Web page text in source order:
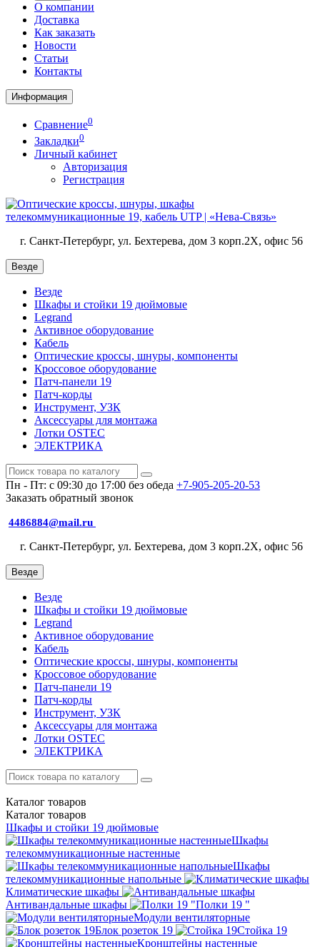
О компании
Доставка
Как заказать
Новости
Статьи
Контакты
Информация
Сравнение0
Закладки0
Личный кабинет
Авторизация
Регистрация
г. Санкт-Петербург, ул. Бехтерева, дом 3 корп.2X, офис 56
Везде
Везде
Шкафы и стойки 19 дюймовые
Legrand
Активное оборудование
Кабель
Оптические кроссы, шнуры, компоненты
Кроссовое оборудование
Патч-панели 19
Патч-корды
Инструмент, УЗК
Аксессуары для монтажа
Лотки OSTEC
ЭЛЕКТРИКА
Пн - Пт: с 09:30 до 17:00 без обеда +7-905-205-20-53
Заказать обратный звонок
4486884@mail.ru
г. Санкт-Петербург, ул. Бехтерева, дом 3 корп.2X, офис 56
Везде
Везде
Шкафы и стойки 19 дюймовые
Legrand
Активное оборудование
Кабель
Оптические кроссы, шнуры, компоненты
Кроссовое оборудование
Патч-панели 19
Патч-корды
Инструмент, УЗК
Аксессуары для монтажа
Лотки OSTEC
ЭЛЕКТРИКА
Каталог товаров
Каталог товаров
Шкафы и стойки 19 дюймовые
Шкафы
телекоммуникационные настенные
Шкафы
телекоммуникационные напольные
Климатические шкафы
Антивандальные шкафы
Полки 19 "
Модули вентиляторные
Блок розеток 19
Стойка 19
Кронштейны настенные